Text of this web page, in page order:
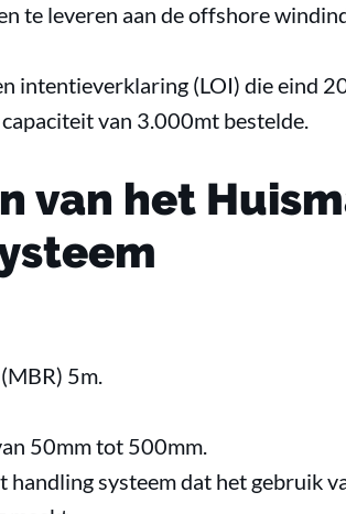
te leveren aan de offshore
intentieverklaring (LOI) die eind
van 3.000mt bestelde.
van het
5m.
50mm tot 500mm.
handling systeem dat het gebruik